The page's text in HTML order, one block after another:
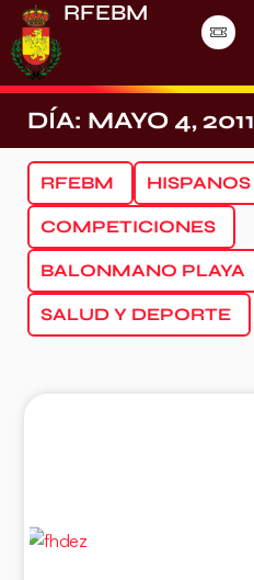
RFEBM
DÍA: MAYO 4, 2011
RFEBM HISPANOS
COMPETICIONES
BALONMANO PLAYA
SALUD Y DEPORTE